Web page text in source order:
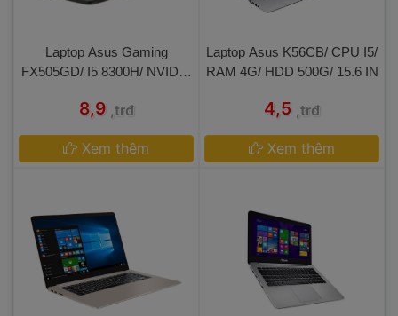
Laptop Asus Gaming
FX505GD/ I5 8300H/ NVIDIA
16GB/ SSD 256GB/ FHD Ips
8,9 ,trđ
Xem thêm
Laptop Asus K56CB/ CPU I5/
RAM 4G/ HDD 500G/ 15.6 IN
4,5 ,trđ
Xem thêm